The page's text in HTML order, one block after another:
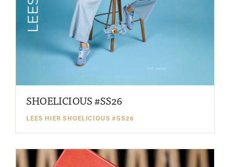
SHOELICIOUS #SS26
LEES HIER SHOELICIOUS #SS26